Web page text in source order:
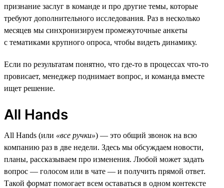
признание заслуг в команде и про другие темы, которые
требуют дополнительного исследования. Раз в несколько
месяцев мы синхронизируем промежуточные анкеты
с тематиками крупного опроса, чтобы видеть динамику.
Если по результатам понятно, что где-то в процессах что-то
провисает, менеджер поднимает вопрос, и команда вместе
ищет решение.
All Hands
All Hands (или «все ручки») — это общий звонок на всю
компанию раз в две недели. Здесь мы обсуждаем новости,
планы, рассказываем про изменения. Любой может задать
вопрос — голосом или в чате — и получить прямой ответ.
Такой формат помогает всем оставаться в одном контексте